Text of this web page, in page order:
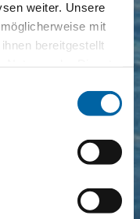
weiter. Unsere
mit
bereitgestellt